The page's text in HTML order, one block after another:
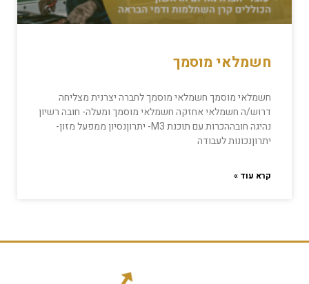
חשמלאי מוסמך
חשמלאי מוסמך חשמלאי מוסמך לחברה יצרנית מצליחה
דרוש/ה חשמלאי אחזקה חשמלאי מוסמך ומעלה- חובה רשיון
נהיגה חובההכרות עם תוכנת M3- יתרוןנסיון ממפעל מזון-
יתרוןנכונות לעבודה
קרא עוד »